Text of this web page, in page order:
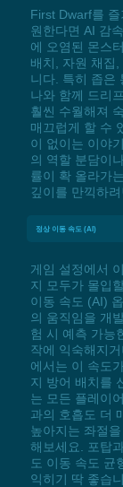
First Dwarf를
원한다면 AI 감
에 오염된 몬스
배치, 자원 채집
니다. 특히 좁은
나와 함께 드리
훨씬 수월해져
매끄럽게 할 수
이 없이는 이야
의 역할 분담이
률이 확 올라가
깊이를 만끽하
정상 이동 속도 (AI)
게임 설정에서
지 모두가 몰입
이동 속도 (AI)
의 움직임을 개
험 시 예측 가능
작에 익숙해지
에서는 이 속도
지 방어 배치를
는 모든 플레이
과의 호흡도 더
높아지는 좌절
해보세요. 포탑
도 이동 속도 균
익히기 딱 좋습